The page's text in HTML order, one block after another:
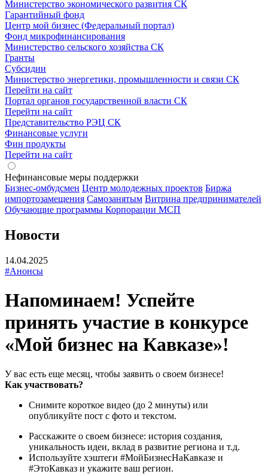
Министерство экономического развития СК
Гарантийный фонд
Центр мой бизнес (Федеральный портал)
Фонд микрофинансирования
Министерство сельского хозяйства СК
Гранты
Субсидии
Министерство энергетики, промышленности и связи СК
Перейти на сайт
Портал органов государственной власти СК
Перейти на сайт
Представительство РЭЦ СК
Финансовые услуги
Фин продукты
Перейти на сайт
Нефинансовые меры поддержки
Бизнес-омбудсмен Центр молодежных проектов Биржа
импортозамещения Cамозанятым Витрина предпринимателей
Обучающие программы Корпорации МСП
Новости
14.04.2025
#Анонсы
Напоминаем! Успейте
принять участие в конкурсе
«Мой бизнес на Кавказе»!
У вас есть еще месяц, чтобы заявить о своем бизнесе!
Как участвовать?
Снимите короткое видео (до 2 минуты) или
опубликуйте пост с фото и текстом.
Расскажите о своем бизнесе: история создания,
уникальность идеи, вклад в развитие региона и т.д.
Используйте хэштеги #МойБизнесНаКавказе и
#ЭтоКавказ и укажите ваш регион.